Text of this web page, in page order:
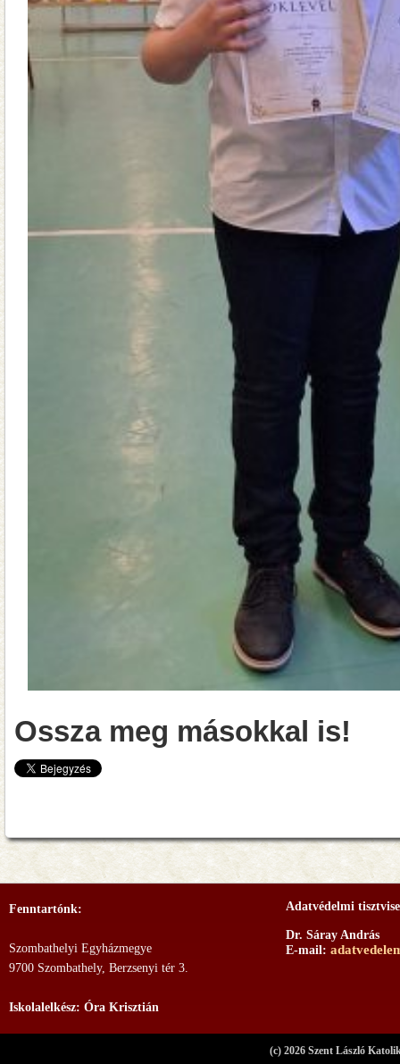
Ossza meg másokkal is!
Fenntartónk:
Szombathelyi Egyházmegye
9700 Szombathely, Berzsenyi tér 3.
Iskolalelkész: Óra Krisztián
Adatvédelmi
Dr. Sáray András
E-mail:
(c) 2026 Szent László